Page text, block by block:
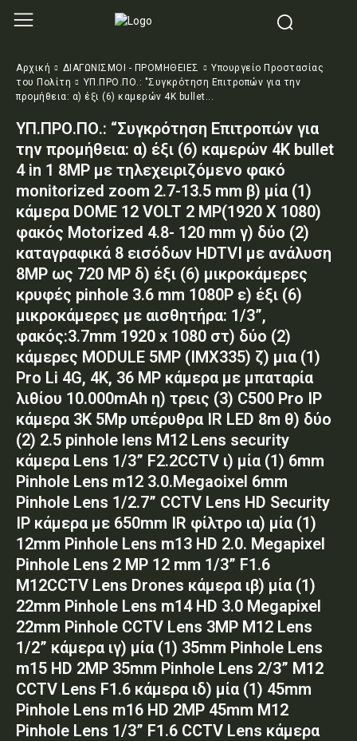
Αρχική ΔΙΑΓΩΝΙΣΜΟΙ - ΠΡΟΜΗΘΕΙΕΣ
Υπουργείο Προστασίας
του Πολίτη
ΥΠ.ΠΡΟ.ΠΟ.: "Συγκρότηση Επιτροπών για την
προμήθεια: α) έξι (6) καμερών 4K bullet...
ΥΠ.ΠΡΟ.ΠΟ.: “Συγκρότηση Επιτροπών για
την προμήθεια: α) έξι (6) καμερών 4K bullet
4 in 1 8MP με τηλεχειριζόμενο φακό
monitorized zoom 2.7-13.5 mm β) μία (1)
κάμερα DOME 12 VOLT 2 ΜΡ(1920 X 1080)
φακός Motorized 4.8- 120 mm γ) δύο (2)
καταγραφικά 8 εισόδων HDTVI με ανάλυση
8ΜΡ ως 720 ΜΡ δ) έξι (6) μικροκάμερες
κρυφές pinhole 3.6 mm 1080P ε) έξι (6)
μικροκάμερες με αισθητήρα: 1/3”,
φακός:3.7mm 1920 x 1080 στ) δύο (2)
κάμερες MODULE 5MP (IMX335) ζ) μια (1)
Pro Li 4G, 4K, 36 MP κάμερα με μπαταρία
λιθίου 10.000mAh η) τρεις (3) C500 Pro IP
κάμερα 3Κ 5Mp υπέρυθρα IR LED 8m θ) δύο
(2) 2.5 pinhole lens M12 Lens security
κάμερα Lens 1/3” F2.2CCTV ι) μία (1) 6mm
Pinhole Lens m12 3.0.Megaoixel 6mm
Pinhole Lens 1/2.7” CCTV Lens HD Security
IP κάμερα με 650mm IR φίλτρο ια) μία (1)
12mm Pinhole Lens m13 HD 2.0. Megapixel
Pinhole Lens 2 MP 12 mm 1/3” F1.6
M12CCTV Lens Drones κάμερα ιβ) μία (1)
22mm Pinhole Lens m14 HD 3.0 Megapixel
22mm Pinhole CCTV Lens 3MP M12 Lens
1/2” κάμερα ιγ) μία (1) 35mm Pinhole Lens
m15 HD 2MP 35mm Pinhole Lens 2/3” M12
CCTV Lens F1.6 κάμερα ιδ) μία (1) 45mm
Pinhole Lens m16 HD 2MP 45mm M12
Pinhole Lens 1/3” F1.6 CCTV Lens κάμερα